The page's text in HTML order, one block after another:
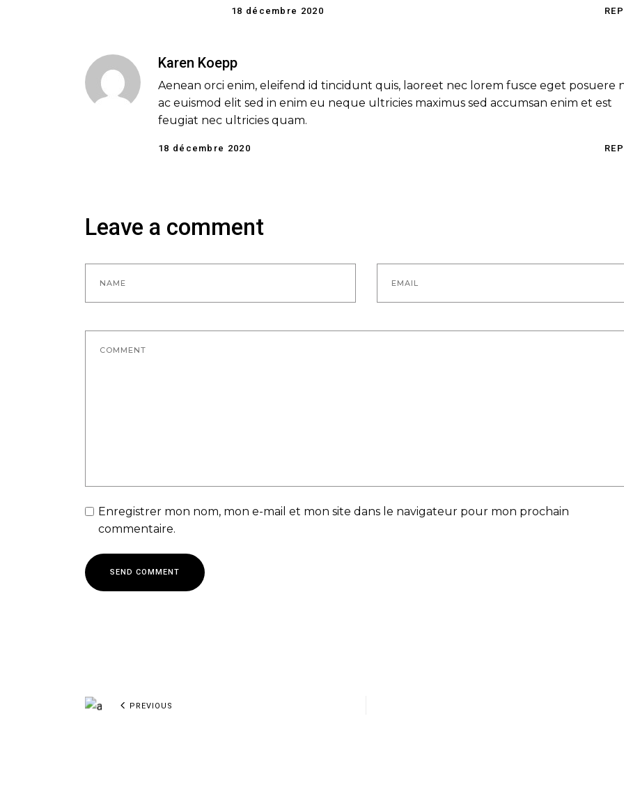
18 décembre 2020
Karen Koepp
Aenean orci enim, eleifend id tincidunt quis, laoreet nec lorem fusce eget posuere
ac euismod elit sed in enim eu neque ultricies maximus sed accumsan enim et est
feugiat nec ultricies quam.
18 décembre 2020
Leave a comment
Enregistrer mon nom, mon e-mail et mon site dans le navigateur pour mon prochain
commentaire.
SEND COMMENT
PREVIOUS